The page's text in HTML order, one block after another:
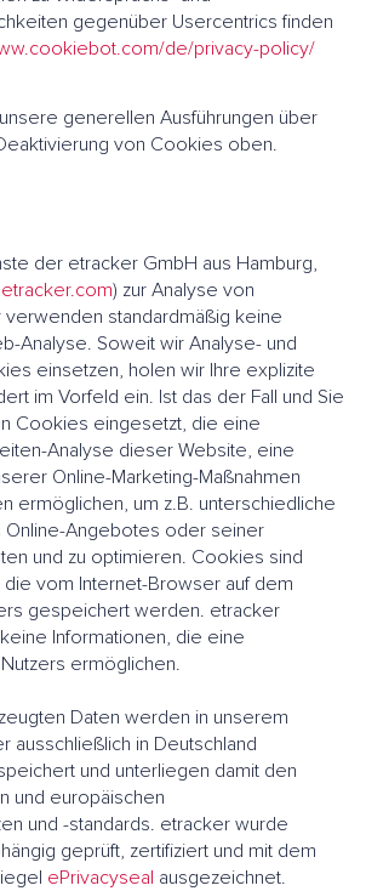
gegenüber Usercentrics finden
de/privacy-policy/
generellen Ausführungen über
von Cookies oben.
der etracker GmbH aus Hamburg,
) zur Analyse von
verwenden standardmäßig keine
Analyse. Soweit wir Analyse- und
einsetzen, holen wir Ihre explizite
im Vorfeld ein. Ist das der Fall und Sie
Cookies eingesetzt, die eine
Analyse dieser Website, eine
Online-Marketing-Maßnahmen
ermöglichen, um z.B. unterschiedliche
Angebotes oder seiner
und zu optimieren. Cookies sind
vom Internet-Browser auf dem
gespeichert werden. etracker
Informationen, die eine
ermöglichen.
Daten werden in unserem
ausschließlich in Deutschland
und unterliegen damit den
und europäischen
und -standards. etracker wurde
geprüft, zertifiziert und mit dem
ePrivacyseal ausgezeichnet.